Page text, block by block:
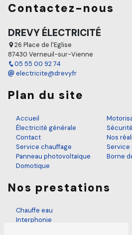
Contactez-nous
DREVY ÉLECTRICITÉ
26 Place de l'Eglise
87430 Verneuil-sur-Vienne
05 55 00 92 74
electricite@drevy.fr
Plan du site
Accueil
Électricité générale
Contact
Service chauffage
Panneau photovoltaïque
Domotique
Sécurité
Nos
Service
Borne
Nos prestations
Chauffe eau
Interphonie